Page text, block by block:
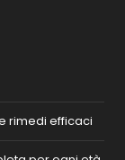
rimedi efficaci